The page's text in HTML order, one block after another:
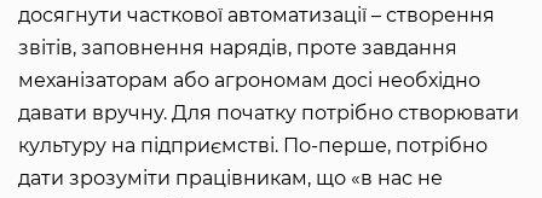
досягнути часткової автоматизації – створення
звітів, заповнення нарядів, проте завдання
механізаторам або агрономам досі необхідно
давати вручну. Для початку потрібно створювати
культуру на підприємстві. По-перше, потрібно
дати зрозуміти працівникам, що «в нас не